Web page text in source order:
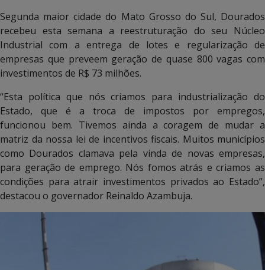
Segunda maior cidade do Mato Grosso do Sul, Dourados
recebeu esta semana a reestruturação do seu Núcleo
Industrial com a entrega de lotes e regularização de
empresas que preveem geração de quase 800 vagas com
investimentos de R$ 73 milhões.
“Esta política que nós criamos para industrialização do
Estado, que é a troca de impostos por empregos,
funcionou bem. Tivemos ainda a coragem de mudar a
matriz da nossa lei de incentivos fiscais. Muitos municípios
como Dourados clamava pela vinda de novas empresas,
para geração de emprego. Nós fomos atrás e criamos as
condições para atrair investimentos privados ao Estado”,
destacou o governador Reinaldo Azambuja.